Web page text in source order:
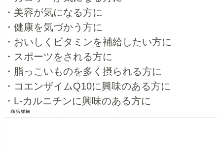
・美容が気になる方に
・健康を気づかう方に
・おいしくビタミンを補給したい方に
・スポーツをされる方に
・脂っこいものを多く摂られる方に
・コエンザイムQ10に興味のある方に
・L-カルニチンに興味のある方に